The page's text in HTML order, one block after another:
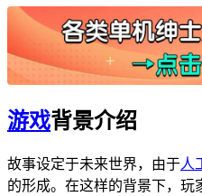
游戏背景介绍
故事设定于未来世界，由于人
的形成。在这样的背景下，